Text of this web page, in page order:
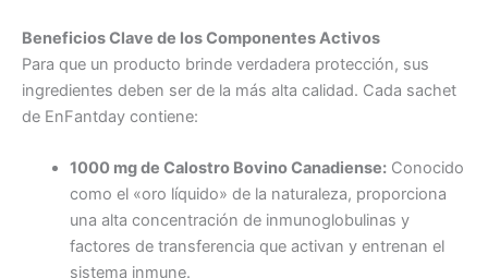
Beneficios Clave de los Componentes Activos
Para que un producto brinde verdadera protección, sus
ingredientes deben ser de la más alta calidad. Cada sachet
de EnFantday contiene:
1000 mg de Calostro Bovino Canadiense:Conocido
como el «oro líquido» de la naturaleza, proporciona
una alta concentración de inmunoglobulinas y
factores de transferencia que activan y entrenan el
sistema inmune.